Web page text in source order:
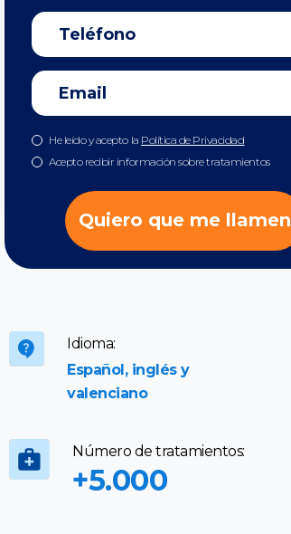
He leído y acepto la Política de Privacidad
Acepto recibir información sobre tratamientos
Quiero que me llamen
Idioma:
Español, inglés y
valenciano
Número de tratamientos:
+5.000